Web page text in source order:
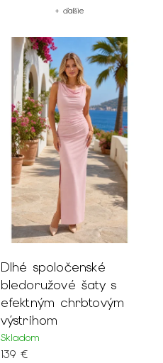
+ ďalšie
Dlhé spoločenské
bledoružové šaty s
efektným chrbtovým
výstrihom
Skladom
139 €